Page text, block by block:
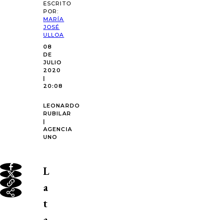
ESCRITO
POR:
MARÍA
JOSÉ
ULLOA
08
DE
JULIO
2020
|
20:08
LEONARDO
RUBILAR
|
AGENCIA
UNO
L
a
t